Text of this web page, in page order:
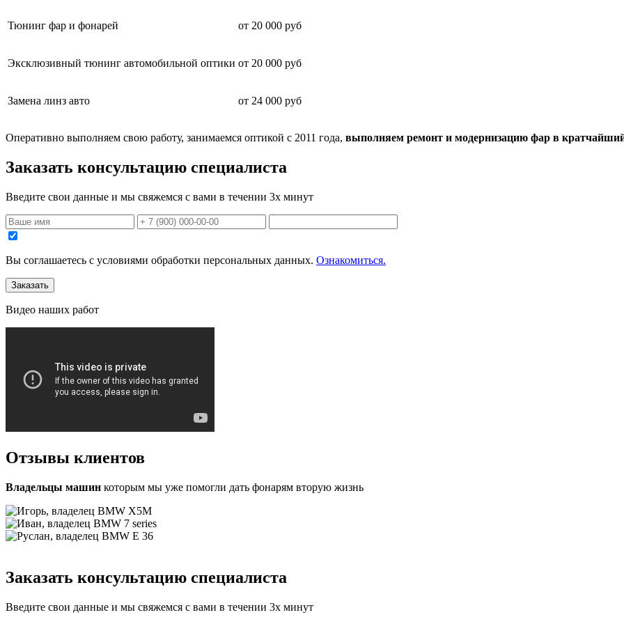
Тюнинг фар и фонарей от 20 000 руб
Эксклюзивный тюнинг автомобильной оптики от 20 000 руб
Замена линз авто от 24 000 руб
Оперативно выполняем свою работу, занимаемся оптикой с 2011 года, выполняем ремонт и модернизацию фар в
Заказать консультацию специалиста
Введите свои данные и мы свяжемся с вами в течении 3х минут
Вы соглашаетесь с уcловиями обработки персональных данных. Ознакомиться.
Видео наших работ
Отзывы клиентов
Владельцы машин которым мы уже помогли дать фонарям вторую жизнь
Заказать консультацию специалиста
Введите свои данные и мы свяжемся с вами в течении 3х минут